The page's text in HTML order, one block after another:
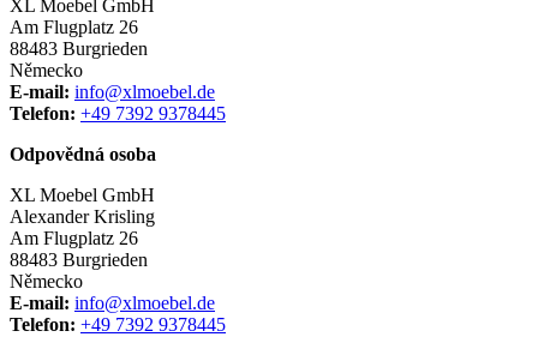
XL Moebel GmbH
Am Flugplatz 26
88483 Burgrieden
Německo
E-mail: info@xlmoebel.de
Telefon: +49 7392 9378445
Odpovědná osoba
XL Moebel GmbH
Alexander Krisling
Am Flugplatz 26
88483 Burgrieden
Německo
E-mail: info@xlmoebel.de
Telefon: +49 7392 9378445